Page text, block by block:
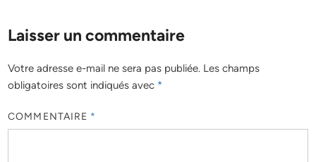
Laisser un commentaire
Votre adresse e-mail ne sera pas publiée. Les champs
obligatoires sont indiqués avec *
COMMENTAIRE *